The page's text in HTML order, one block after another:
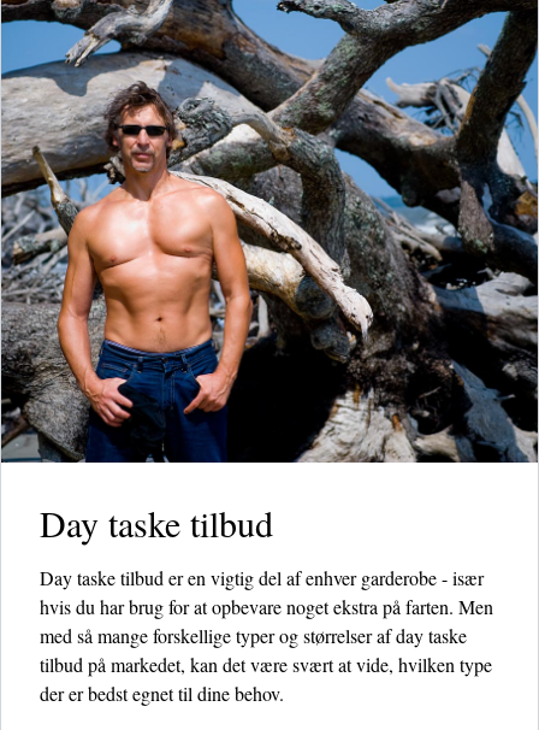
Day taske tilbud
Day taske tilbud er en vigtig del af enhver garderobe - især
hvis du har brug for at opbevare noget ekstra på farten. Men
med så mange forskellige typer og størrelser af day taske
tilbud på markedet, kan det være svært at vide, hvilken type
der er bedst egnet til dine behov.